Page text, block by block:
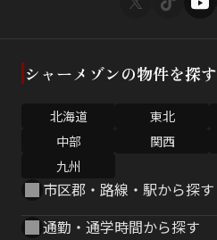
シャーメゾンの物件を探す
北海道 東北
中部
関西
九州
市区郡・路線・駅から探す
通勤・通学時間から探す